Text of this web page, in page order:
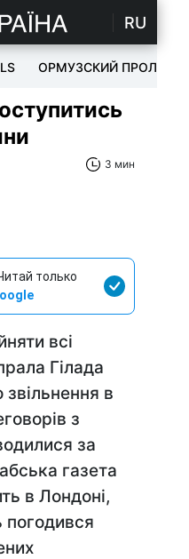
RU
ОРМУЗСКИЙ ПРОЛИВ
3 мин
только
всі
Гілада
в
з
за
газета
в Лондоні,
погодився